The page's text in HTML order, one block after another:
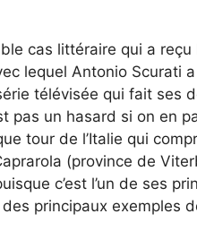
cas littéraire qui a
lequel Antonio Scurati
télévisée qui fait ses
pas un hasard si on en
tour de l’Italie qui
(province de
c’est l’un de ses
des principaux exemples